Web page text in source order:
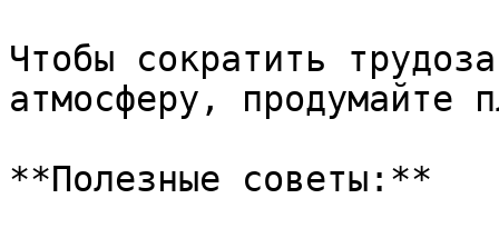
Чтобы сократить
атмосферу, продумайте
**Полезные советы:**